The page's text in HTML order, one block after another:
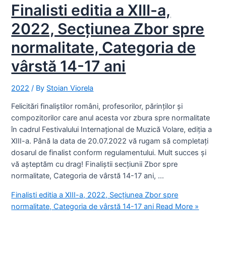
Finalisti editia a XIII-a,
2022, Secțiunea Zbor spre
normalitate, Categoria de
vârstă 14-17 ani
2022 / By Stoian Viorela
Felicitări finaliștilor români, profesorilor, părinților și
compozitorilor care anul acesta vor zbura spre normalitate
în cadrul Festivalului Internațional de Muzică Volare, ediția a
XIII-a. Până la data de 20.07.2022 vă rugam să completați
dosarul de finalist conform regulamentului. Mult succes și
vă așteptăm cu drag! Finaliștii secțiunii Zbor spre
normalitate, Categoria de vârstă 14-17 ani, …
Finalisti editia a XIII-a, 2022, Secțiunea Zbor spre
normalitate, Categoria de vârstă 14-17 ani Read More »